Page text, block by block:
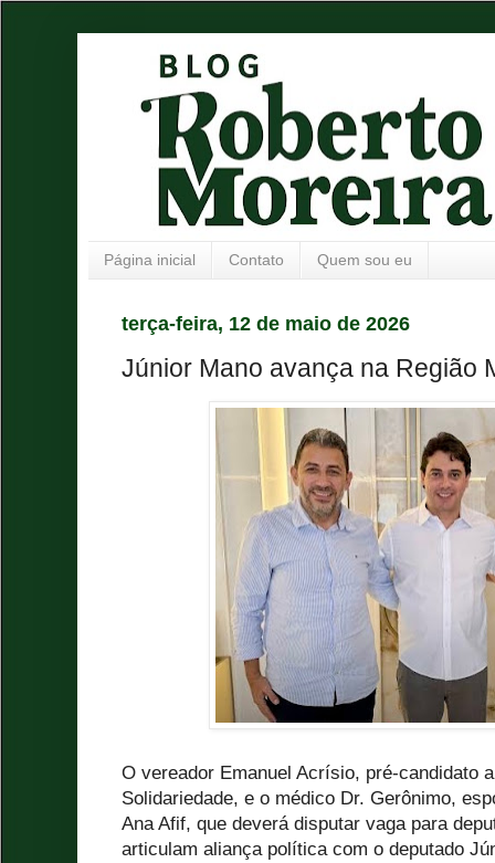
Página inicial Contato Quem sou eu
terça-feira, 12 de maio de 2026
Júnior Mano avança na Região
O vereador Emanuel Acrísio, pré-candidato
Solidariedade, e o médico Dr. Gerônimo,
Ana Afif, que deverá disputar vaga para
articulam aliança política com o deputado